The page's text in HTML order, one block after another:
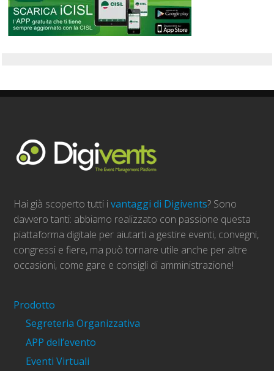
Hai già scoperto tutti ivantaggi di Digivents? Sono
davvero tanti: abbiamo realizzato con passione questa
piattaforma digitale per aiutarti a gestire eventi, convegni,
congressi e fiere, ma può tornare utile anche per altre
occasioni, come gare e consigli di amministrazione!
Prodotto
Segreteria Organizzativa
APP dell’evento
Eventi Virtuali